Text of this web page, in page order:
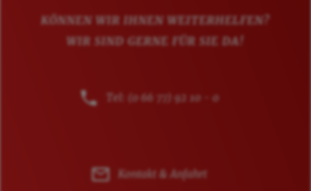
KÖNNEN WIR IHNEN WEITERHELFEN?
WIR SIND GERNE FÜR SIE DA!
Tel: (0 66 77) 92 10 - 0
Kontakt & Anfahrt